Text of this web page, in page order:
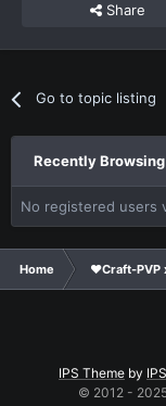
Share
Go to topic listing
Recently Browsing
No registered users
Home ❤Craft-PVP
IPS Theme by
© 2012 -